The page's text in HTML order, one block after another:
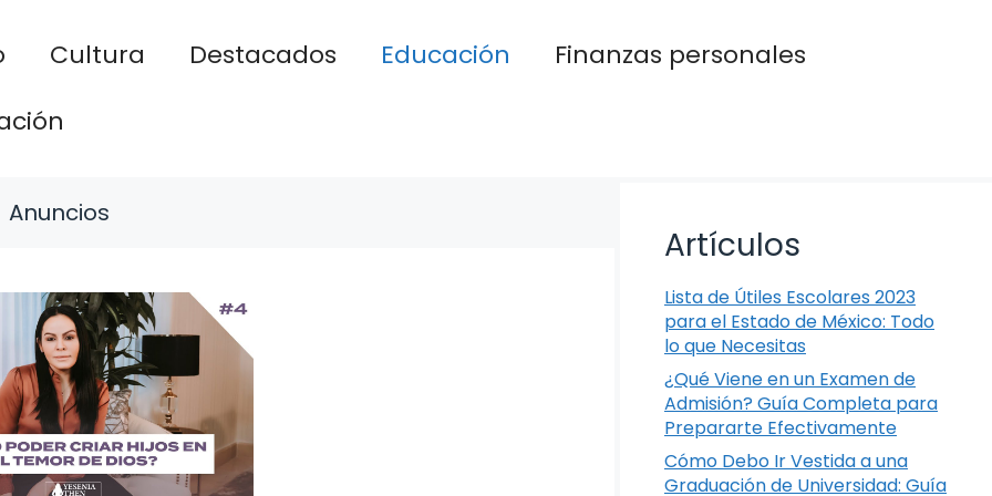
Cultura Destacados Educación
Finanzas personales
Anuncios
Artículos
Lista de Útiles Escolares 2023
para el Estado de México: Todo
lo que Necesitas
¿Qué Viene en un Examen de
Admisión? Guía Completa para
Prepararte Efectivamente
Cómo Debo Ir Vestida a una
Graduación de Universidad: Guía